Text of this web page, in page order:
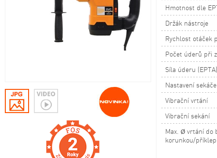
Hmotnost dle
Držák nástroje
Rychlost otáček
Počet úderů při
Síla úderu (EPTA)
Nastavení sekáče
Vibrační vrtání
Vibrační sekání
Max. Ø vrtání do
korunkou/